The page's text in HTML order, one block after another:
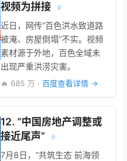
视频为拼接
#
近日，网传“百色洪水致道路
被淹、房屋倒塌”不实。视频
素材源于外地，百色全域未
出现严重洪涝灾害。
🔥 685 万 · 百度查看详情 →
12. “中国房地产调整或
接近尾声”
#
7月8日，“共筑生态 前海领